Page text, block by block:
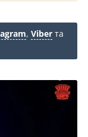
, Viber та